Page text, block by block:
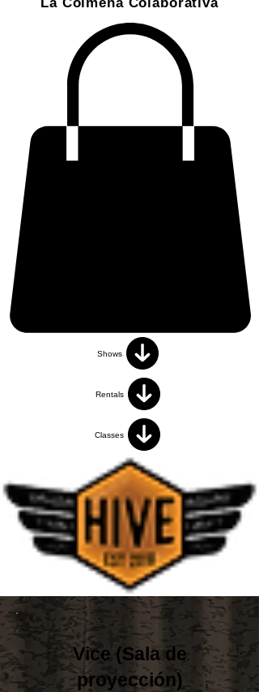
Shows
Rentals
Classes
Vice (Sala de
proyección)